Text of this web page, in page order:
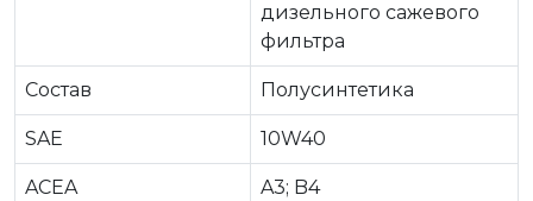
дизельного сажевого
фильтра
Состав Полусинтетика
SAE 10W40
ACEA A3; B4